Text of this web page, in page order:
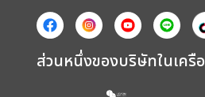
ส่วนหนึ่งของบริษัทในเครือ